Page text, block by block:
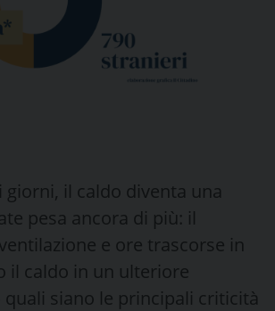
il caldo diventa una
pesa ancora di più: il
e ore trascorse in
il caldo in un ulteriore
siano le principali criticità